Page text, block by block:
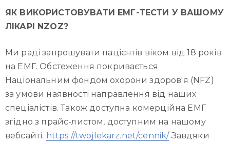
ЯК ВИКОРИСТОВУВАТИ ЕМГ-ТЕСТИ У ВАШОМУ
ЛІКАРІ NZOZ?
Ми раді запрошувати пацієнтів віком від 18 років
на ЕМГ. Обстеження покривається
Національним фондом охорони здоров'я (NFZ)
за умови наявності направлення від наших
спеціалістів. Також доступна комерційна ЕМГ
згідно з прайс-листом, доступним на нашому
вебсайті. https://twojlekarz.net/cennik/Завдяки